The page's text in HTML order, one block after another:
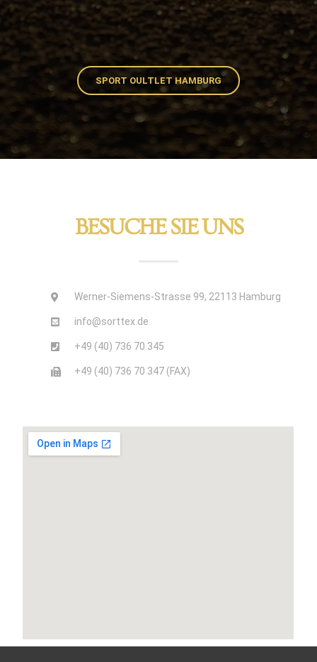
SPORT OULTLET HAMBURG
BESUCHE SIE UNS
Werner-Siemens-Strasse 99, 22113 Hamburg
info@sorttex.de
+49 (40) 736 70 345
+49 (40) 736 70 347 (FAX)